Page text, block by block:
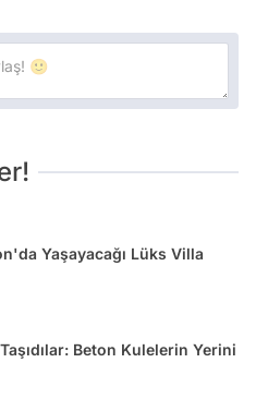
Yaşayacağı Lüks Villa
Beton Kulelerin Yerini